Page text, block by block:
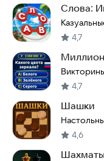
Слова:
4,7
4,7
Шашки
4,6